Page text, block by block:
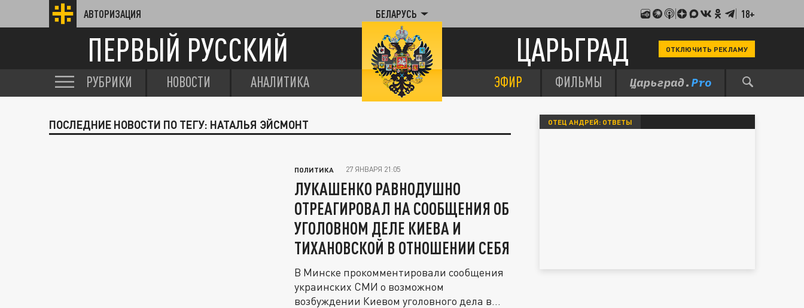
АВТОРИЗАЦИЯ БЕЛАРУСЬ 18+
ПЕРВЫЙ РУССКИЙ ЦАРЬГРАД ОТКЛЮЧИТЬ РЕКЛАМУ
РУБРИКИ НОВОСТИ АНАЛИТИКА ЭФИР ФИЛЬМЫ
ПОСЛЕДНИЕ НОВОСТИ ПО ТЕГУ: НАТАЛЬЯ ЭЙСМОНТ
ПОЛИТИКА 27 ЯНВАРЯ 21:05
ЛУКАШЕНКО РАВНОДУШНО
ОТРЕАГИРОВАЛ НА СООБЩЕНИЯ ОБ
УГОЛОВНОМ ДЕЛЕ КИЕВА И
ТИХАНОВСКОЙ В ОТНОШЕНИИ СЕБЯ
В Минске прокомментировали сообщения
украинских СМИ о возможном
возбуждении Киевом уголовного дела в
ОТЕЦ АНДРЕЙ: ОТВЕТЫ